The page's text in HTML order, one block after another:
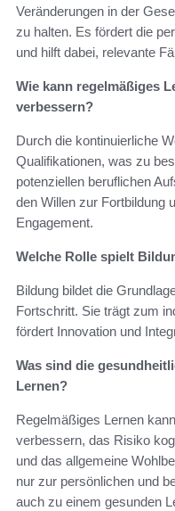
Veränderungen in der
zu halten. Es fördert die
und hilft dabei, relevante
Wie kann regelmäßiges
verbessern?
Durch die kontinuierliche
Qualifikationen, was zu
potenziellen beruflichen
den Willen zur Fortbildung
Engagement.
Welche Rolle spielt
Bildung bildet die
Fortschritt. Sie trägt zum
fördert Innovation und
Was sind die
Lernen?
Regelmäßiges Lernen
verbessern, das Risiko
und das allgemeine
nur zur persönlichen und
auch zu einem gesunden